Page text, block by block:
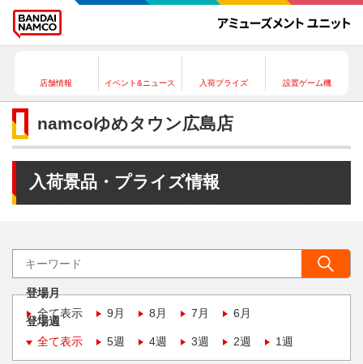
店舗情報 イベント&ニュース 入荷プライズ 設置ゲーム機
namcoゆめタウン広島店
入荷景品・プライズ情報
登場月
全て表示
9月 8月 7月 6月
登場週
全て表示
5週 4週 3週 2週 1週